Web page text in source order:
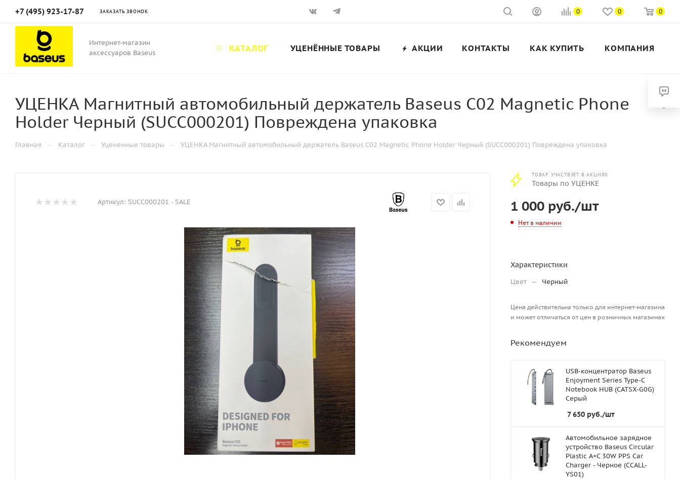
+7 (495) 923-17-87 ЗАКАЗАТЬ ЗВОНОК 0 0 0
Интернет-магазин
аксессуаров Baseus
КАТАЛОГ УЦЕНЁННЫЕ ТОВАРЫ АКЦИИ КОНТАКТЫ КАК КУПИТЬ КОМПАНИЯ
УЦЕНКА Магнитный автомобильный держатель Baseus C02 Magnetic Phone
Holder Черный (SUCC000201) Повреждена упаковка
Главная — Каталог — Уцененные товары — УЦЕНКА Магнитный автомобильный держатель Baseus C02 Magnetic Phone Holder Черный (SUCC000201) Повреждена упаковка
Артикул: SUCC000201 - SALE
ТОВАР УЧАСТВУЕТ В АКЦИЯХ
Товары по УЦЕНКЕ
1 000 руб./шт
Нет в наличии
Характеристики
Цвет — Черный
Цена действительна только для интернет-магазина
и может отличаться от цен в розничных магазинах
Рекомендуем
USB-концентратор Baseus
Enjoyment Series Type-C
Notebook HUB (CATSX-G0G)
Серый
7 650 руб./шт
Автомобильное зарядное
устройство Baseus Circular
Plastic A+C 30W PPS Car
Charger - Черное (CCALL-
YS01)